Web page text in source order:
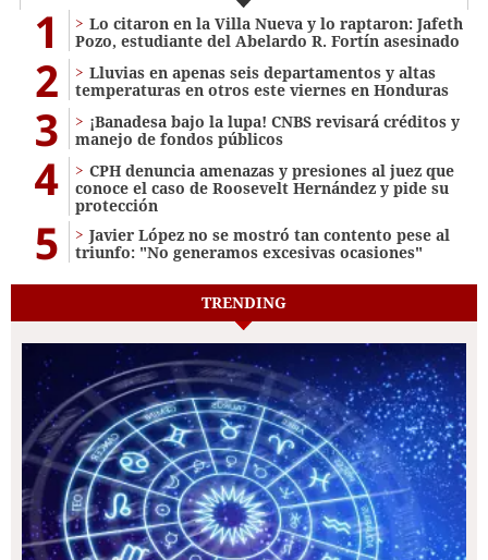
1
Lo citaron en la Villa Nueva y lo raptaron: Jafeth
Pozo, estudiante del Abelardo R. Fortín asesinado
2
Lluvias en apenas seis departamentos y altas
temperaturas en otros este viernes en Honduras
3
¡Banadesa bajo la lupa! CNBS revisará créditos y
manejo de fondos públicos
4
CPH denuncia amenazas y presiones al juez que
conoce el caso de Roosevelt Hernández y pide su
protección
5
Javier López no se mostró tan contento pese al
triunfo: "No generamos excesivas ocasiones"
TRENDING